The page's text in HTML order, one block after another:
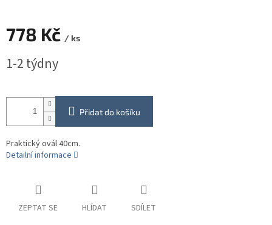
778 Kč / ks
cena:
1-2 týdny
Přidat do košíku
Praktický ovál 40cm.
Detailní informace
ZEPTAT SE HLÍDAT SDÍLET